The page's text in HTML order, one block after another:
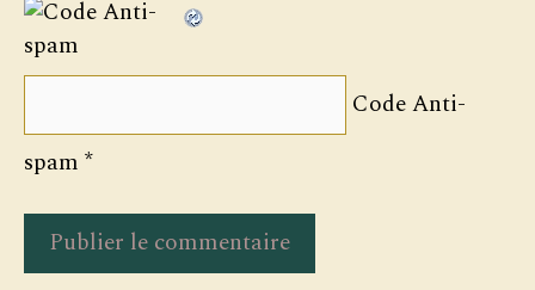
Code Anti-
spam *